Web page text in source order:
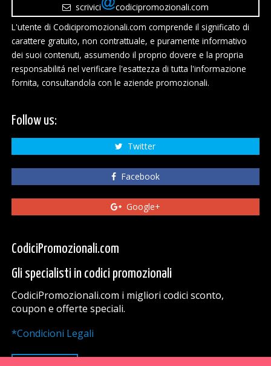
scrivici
codicipromozionali.com
L'utente di Codicipromozionali.com comprende il significato di
carattere gratuito, non contrattuale, e puramente informativo
dei suoi contenuti, assumendo il proprio dovere e la propria
responsabilitá nel verificare l'esattezza di tutta l'informazione
fornita, consultandola con le aziende promozionali.
Follow us:
Twitter
Facebook
Google+
CodiciPromozionali.com
Gli specialisti in codici promozionali
CodiciPromozionali.com i migliori codici sconto,
coupon e offerte speciali.
*Condicioni Legali